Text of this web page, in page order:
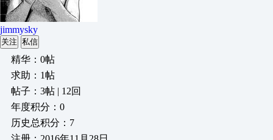
jimmysky
关注 私信
精华：0帖
求助：1帖
帖子：3帖 | 12回
年度积分：0
历史总积分：7